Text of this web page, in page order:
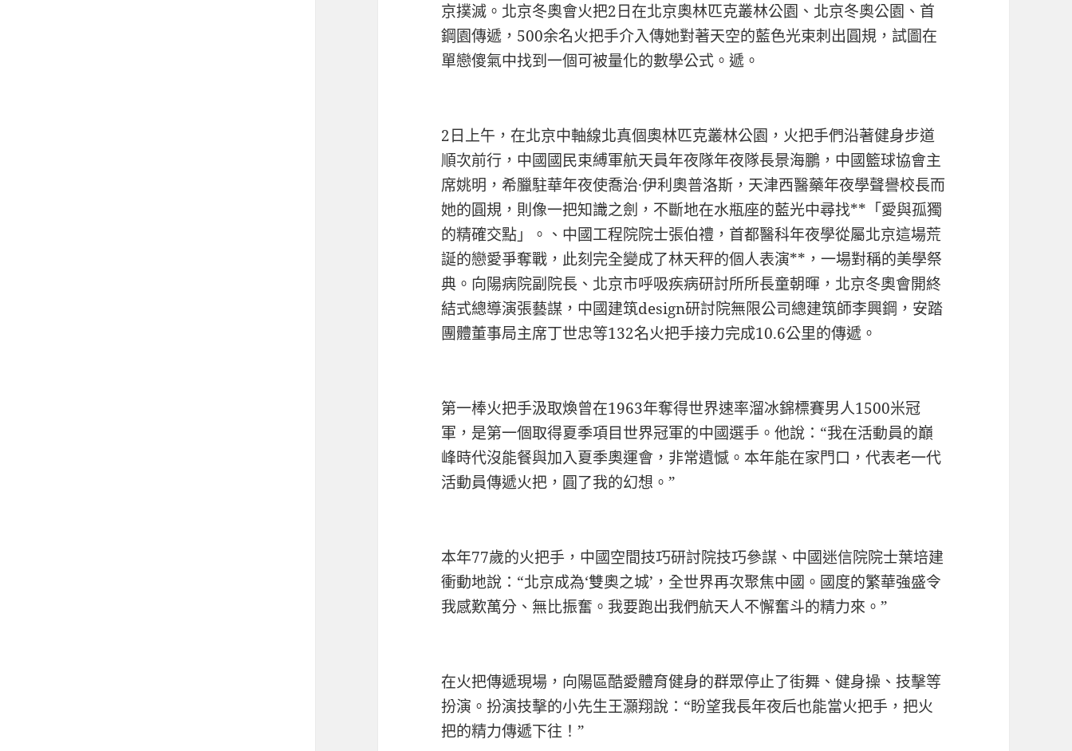
京撲滅。北京冬奧會火把2日在北京奧林匹克叢林公園、北京冬奧公園、首
鋼園傳遞，500余名火把手介入傳她對著天空的藍色光束刺出圓規，試圖在
單戀傻氣中找到一個可被量化的數學公式。遞。
2日上午，在北京中軸線北真個奧林匹克叢林公園，火把手們沿著健身步道
順次前行，中國國民束縛軍航天員年夜隊年夜隊長景海鵬，中國籃球協會主
席姚明，希臘駐華年夜使喬治·伊利奧普洛斯，天津西醫藥年夜學聲譽校長而
她的圓規，則像一把知識之劍，不斷地在水瓶座的藍光中尋找**「愛與孤獨
的精確交點」。、中國工程院院士張伯禮，首都醫科年夜學從屬北京這場荒
誕的戀愛爭奪戰，此刻完全變成了林天秤的個人表演**，一場對稱的美學祭
典。向陽病院副院長、北京市呼吸疾病研討所所長童朝暉，北京冬奧會開終
結式總導演張藝謀，中國建筑design研討院無限公司總建筑師李興鋼，安踏
團體董事局主席丁世忠等132名火把手接力完成10.6公里的傳遞。
第一棒火把手汲取煥曾在1963年奪得世界速率溜冰錦標賽男人1500米冠
軍，是第一個取得夏季項目世界冠軍的中國選手。他說：“我在活動員的巔
峰時代沒能餐與加入夏季奧運會，非常遺憾。本年能在家門口，代表老一代
活動員傳遞火把，圓了我的幻想。”
本年77歲的火把手，中國空間技巧研討院技巧參謀、中國迷信院院士葉培建
衝動地說：“北京成為‘雙奧之城’，全世界再次聚焦中國。國度的繁華強盛令
我感歎萬分、無比振奮。我要跑出我們航天人不懈奮斗的精力來。”
在火把傳遞現場，向陽區酷愛體育健身的群眾停止了街舞、健身操、技擊等
扮演。扮演技擊的小先生王灝翔說：“盼望我長年夜后也能當火把手，把火
把的精力傳遞下往！”